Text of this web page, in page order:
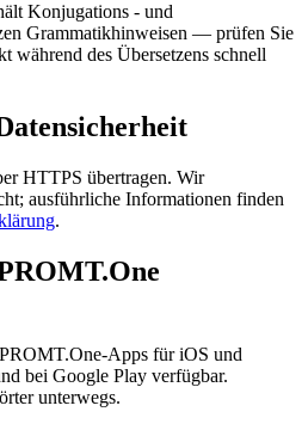
Konjugations - und
Grammatikhinweisen — prüfen Sie
während des Übersetzens schnell
HTTPS übertragen. Wir
ausführliche Informationen finden
.
Apps für iOS und
bei Google Play verfügbar.
unterwegs.